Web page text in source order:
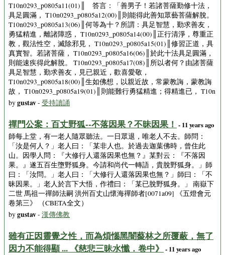
T10n0293_p0805a11(01)║ 答言：「善男子！若諸菩薩勤修十法，
具足圓滿， T10n0293_p0805a12(00)║則能得此善知眾藝菩薩解脫。
T10n0293_p0805a13(06)║何等為十？所謂：具足智慧，勤求善友，
勇猛精進，離諸障惑， T10n0293_p0805a14(00)║正行清淨，尊重正
教，觀法性空，滅除邪見， T10n0293_p0805a15(01)║修習正道，具
真實智。若諸菩薩， T10n0293_p0805a16(06)║於此十法具足圓滿，
則能速疾得此解脫。 T10n0293_p0805a17(08)║所以者何？由諸菩薩
具足智慧，勤求善友，見已親近，歡喜愛敬，
T10n0293_p0805a18(00)║生如佛想，以親近故，常蒙教誨，蒙教誨
故， T10n0293_p0805a19(01)║則能難行勇猛精進；得精進已， T10n
bygustav- 受持讀誦
禪門公案：百丈野狐--不落因果？不昧因果！ - 11 years ago
師每上堂，有一老人隨眾聽法。一日眾退，唯老人不去。師問：
「汝是何人？」老人曰：「某非人也。於過去迦葉佛時，曾住此
山。因學人問：『大修行人還落因果也無？』某對云：『不落因
果。』遂五百生墮野狐身。今請和尚代一轉語，貴脫野狐身。」師
曰：「汝問。」老人曰：「大修行人還落因果也無？」師曰：「不
昧因果。」老人於言下大悟，作禮曰：「某已脫野狐身。」 南嶽下
二世 馬祖一禪師法嗣 洪州百丈山懷海禪師者[0071a09] 《五燈會元
卷第三》 （CBETA全文）
bygustav- 漢傳佛教
雖有正因靈覺之性，而為煩惱黑闇藂林之所覆蔽，無了
因力不能得顯 ... 《慈悲三昧水懺．卷中》
- 11 years ago